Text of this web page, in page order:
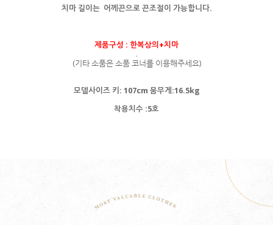
치마 길이는 어께끈으로 끈조절이 가능합니다.
제품구성 : 한복상의+치마
.
(기타 소품은 소품 코너를 이용해주세요)
모델사이즈 키: 107cm 뭄무게:16.5kg
착용치수 :5호